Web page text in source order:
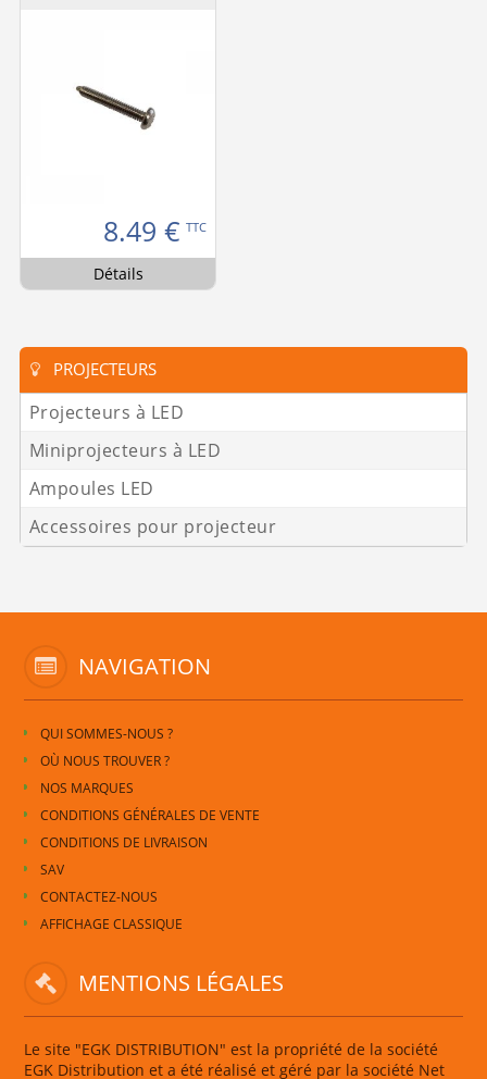
8.49 € TTC
Détails
PROJECTEURS
Projecteurs à LED
Miniprojecteurs à LED
Ampoules LED
Accessoires pour projecteur
NAVIGATION
QUI SOMMES-NOUS ?
OÙ NOUS TROUVER ?
NOS MARQUES
CONDITIONS GÉNÉRALES DE VENTE
CONDITIONS DE LIVRAISON
SAV
CONTACTEZ-NOUS
AFFICHAGE CLASSIQUE
MENTIONS LÉGALES
Le site "EGK DISTRIBUTION" est la propriété de la société
EGK Distribution et a été réalisé et géré par la société Net